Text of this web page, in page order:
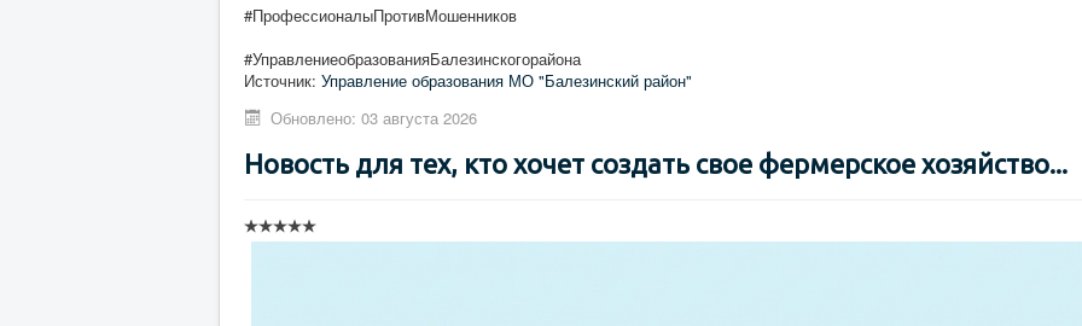
#ПрофессионалыПротивМошенников
#УправлениеобразованияБалезинскогорайона
Источник: Управление образования МО "Балезинский район"
Обновлено: 03 августа 2026
Новость для тех, кто хочет создать свое фермерское хозяйство...